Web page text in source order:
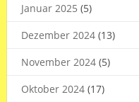
Januar 2025 (5)
Dezember 2024(13)
November 2024(5)
Oktober 2024(17)